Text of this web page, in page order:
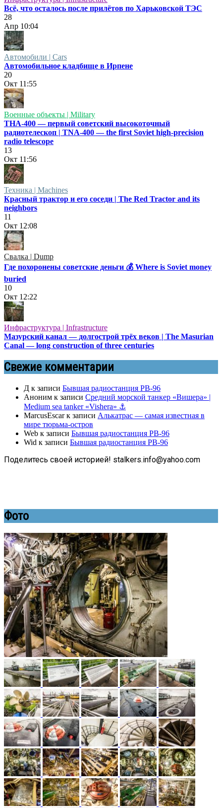
Всё, что осталось после прилётов по Харьковской ТЭС
28
Апр 10:04
Автомобили | Cars
Автомобильное кладбище в Ирпене
20
Окт 11:55
Военные объекты | Military
ТНА-400 — первый советский высокоточный
радиотелескоп | TNA-400 — the first Soviet high-precision
radio telescope
13
Окт 11:56
Техника | Machines
Красный трактор и его соседи | The Red Tractor and its
neighbors
11
Окт 12:08
Свалка | Dump
Где похоронены советские деньги 💰 Where is Soviet money
buried
10
Окт 12:22
Инфраструктура | Infrastructure
Мазурский канал — долгострой трёх веков | The Masurian
Canal — long construction of three centuries
Свежие комментарии
Д к записи Бывшая радиостанция РВ-96
Аноним к записи Средний морской танкер «Вишера» |
Medium sea tanker «Vishera» ⚓
MarcusEscarк записи Алькатрас — самая известная в
мире тюрьма-остров
Web к записи Бывшая радиостанция РВ-96
Wid к записи Бывшая радиостанция РВ-96
Поделитесь своей историей! stalkers.info@yahoo.com
Фото